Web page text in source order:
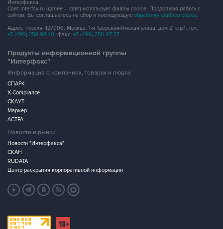
Интерфакса.
Сайт Interfax.ru (далее – сайт) использует файлы cookie. Продолжая работу с
сайтом, Вы соглашаетесь на сбор и последующую обработку файлов cookie.
Адрес: Россия, 127006, Москва, 1-я Тверская-Ямская улица, дом 2, стр.1, тел.:
+7 (499) 250-98-40, факс: +7 (499) 250-97-27
Продукты информационной группы
"Интерфакс"
Информация о компаниях, товарах и людях
СПАРК
X-Compliance
СКАУТ
Маркер
АСТРА
Новости и рынки
Новости "Интерфакса"
СКАН
RUDATA
Центр раскрытия корпоративной информации